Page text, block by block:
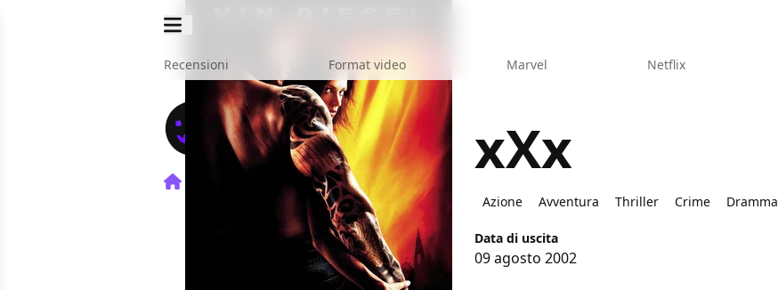
Recensioni Format video Marvel Netflix
xXx xXx
Azione Avventura Thriller Crime Dramma
Data di uscita
09 agosto 2002